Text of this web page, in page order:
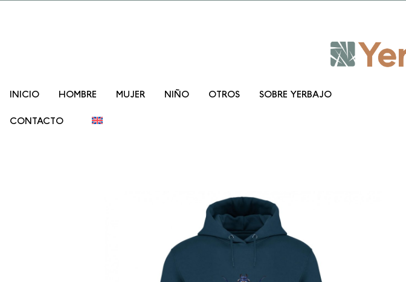
INICIO HOMBRE MUJER NIÑO OTROS SOBRE YERBAJO
CONTACTO